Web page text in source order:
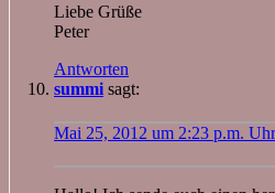
Liebe Grüße
Peter
Antworten
summi sagt:
Mai 25, 2012 um 2:23 p.m. Uhr